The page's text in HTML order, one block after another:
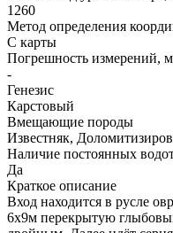
1260
Метод определения
С карты
Погрешность измерений, м
-
Генезис
Карстовый
Вмещающие породы
Известняк,
Наличие постоянных
Да
Краткое описание
Вход находится в русле
6х9м перекрытую